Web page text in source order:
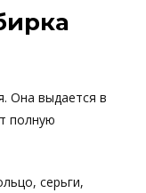
Она выдается в
полную
серьги,